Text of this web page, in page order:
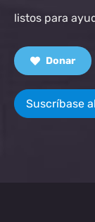
listos para
Donar
Suscríbase